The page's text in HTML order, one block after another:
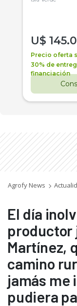
U$
Precio oferta
30% de
financiación
Agrofy News
El día
productor
Martínez,
camino
jamás me
pudiera